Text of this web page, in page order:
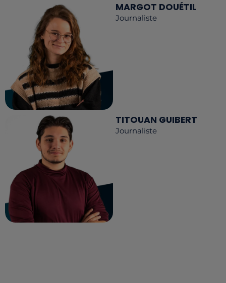
MARGOT DOUÉTIL
Journaliste
TITOUAN GUIBERT
Journaliste